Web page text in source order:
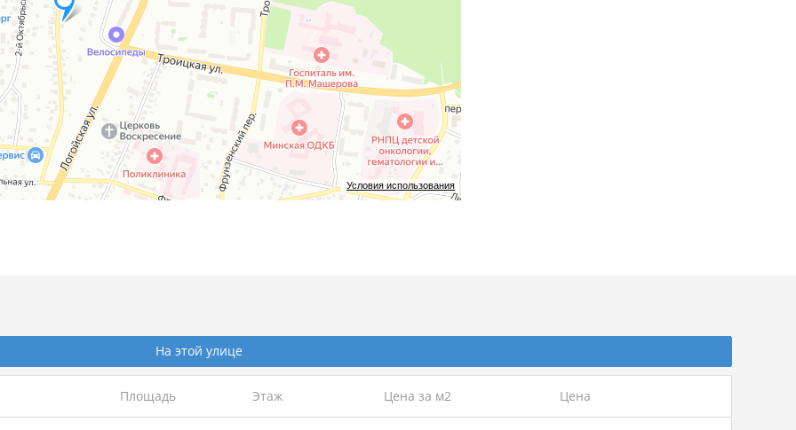
и надежности сделки.
участка.
Условия использования
На этой улице
Площадь Этаж Цена за м2 Цена